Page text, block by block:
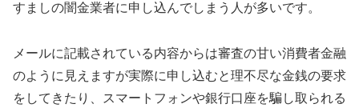
すましの闇金業者に申し込んでしまう人が多いです。
メールに記載されている内容からは審査の甘い消費者金融
のように見えますが実際に申し込むと理不尽な金銭の要求
をしてきたり、スマートフォンや銀行口座を騙し取られる